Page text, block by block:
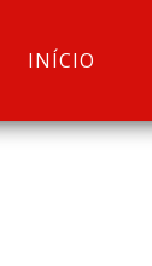
INÍCIO